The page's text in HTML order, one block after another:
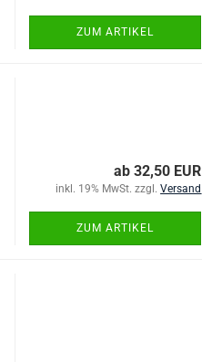
ZUM ARTIKEL
ab 32,50 EUR
inkl. 19% MwSt. zzgl.Versand
ZUM ARTIKEL